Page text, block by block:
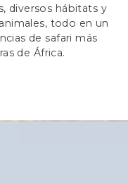
diversos hábitats y
todo en un
de safari más
de África.